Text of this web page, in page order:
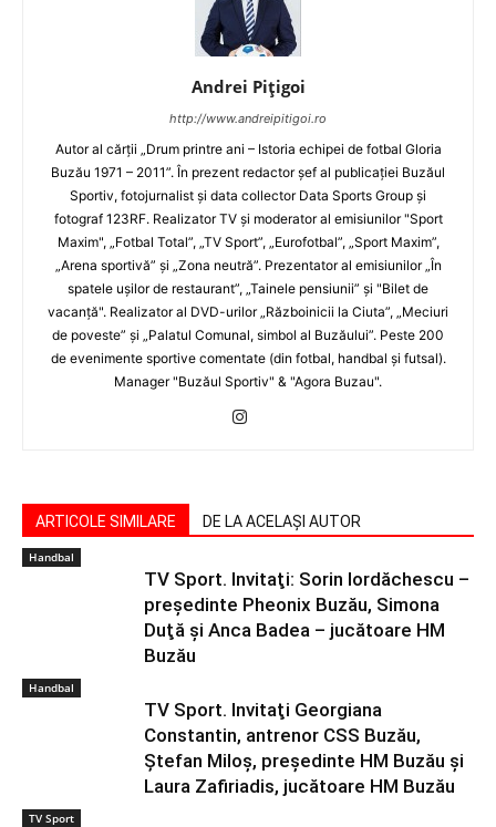
Andrei Pițigoi
http://www.andreipitigoi.ro
Autor al cărţii „Drum printre ani – Istoria echipei de fotbal Gloria
Buzău 1971 – 2011”. În prezent redactor şef al publicaţiei Buzăul
Sportiv, fotojurnalist şi data collector Data Sports Group şi
fotograf 123RF. Realizator TV şi moderator al emisiunilor "Sport
Maxim", „Fotbal Total”, „TV Sport”, „Eurofotbal”, „Sport Maxim”,
„Arena sportivă” şi „Zona neutră”. Prezentator al emisiunilor „În
spatele uşilor de restaurant”, „Tainele pensiunii” şi "Bilet de
vacanţă". Realizator al DVD-urilor „Războinicii la Ciuta”, „Meciuri
de poveste” şi „Palatul Comunal, simbol al Buzăului”. Peste 200
de evenimente sportive comentate (din fotbal, handbal şi futsal).
Manager "Buzăul Sportiv" & "Agora Buzau".
ARTICOLE SIMILARE DE LA ACELAȘI AUTOR
Handbal
TV Sport. Invitaţi: Sorin Iordăchescu –
preşedinte Pheonix Buzău, Simona
Duţă şi Anca Badea – jucătoare HM
Buzău
Handbal
TV Sport. Invitaţi Georgiana
Constantin, antrenor CSS Buzău,
Ştefan Miloş, preşedinte HM Buzău şi
Laura Zafiriadis, jucătoare HM Buzău
TV Sport